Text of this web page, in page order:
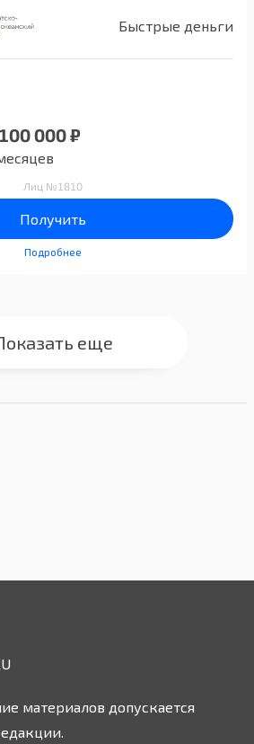
Быстрые деньги
000 ₽
Лиц №1810
Получить
Подробнее
еще
материалов допускается